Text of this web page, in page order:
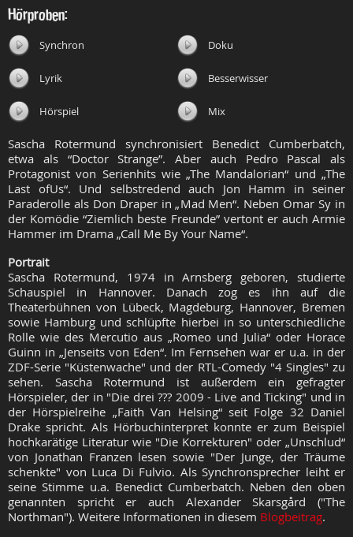
Hörproben:
Synchron Doku
Lyrik Besserwisser
Hörspiel Mix
Sascha Rotermund synchronisiert Benedict Cumberbatch,
etwa als “DoctorStrange”. Aber auch Pedro Pascal als
Protagonist von Serienhits wie „The Mandalorian“ und „The
Last ofUs“. Und selbstredend auch Jon Hamm in seiner
Paraderolle als Don Draper in „Mad Men“. Neben OmarSy in
der Komödie “Ziemlich beste Freunde” vertont er auch Armie
Hammer im Drama „Call Me By Your Name“.
Portrait
Sascha Rotermund, 1974 in Arnsberg geboren, studierte
Schauspiel in Hannover. Danach zog es ihn auf die
Theaterbühnen von Lübeck, Magdeburg, Hannover, Bremen
sowie Hamburg und schlüpfte hierbei in so unterschiedliche
Rolle wie des Mercutio aus „Romeo und Julia“ oder Horace
Guinn in „Jenseits von Eden“. Im Fernsehen war er u.a. in der
ZDF-Serie "Küstenwache" und der RTL-Comedy "4 Singles" zu
sehen. Sascha Rotermund ist außerdem ein gefragter
Hörspieler, der in "Die drei ??? 2009 - Live and Ticking" und in
der Hörspielreihe „Faith Van Helsing“ seit Folge 32 Daniel
Drake spricht. Als Hörbuchinterpret konnte er zum Beispiel
hochkarätige Literatur wie "Die Korrekturen" oder „Unschlud“
von Jonathan Franzen lesen sowie "Der Junge, der Träume
schenkte" von Luca Di Fulvio. Als Synchronsprecher leiht er
seine Stimme u.a. Benedict Cumberbatch. Neben den oben
genannten spricht er auch Alexander Skarsgård ("The
Northman"). Weitere Informationen in diesem Blogbeitrag.